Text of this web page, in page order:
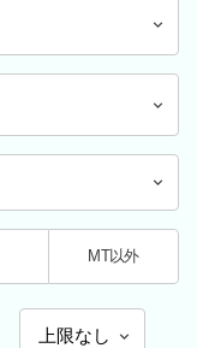
MT以外